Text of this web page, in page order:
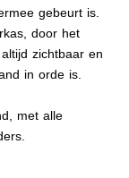
gebeurt is.
door het
zichtbaar en
in orde is.
met alle